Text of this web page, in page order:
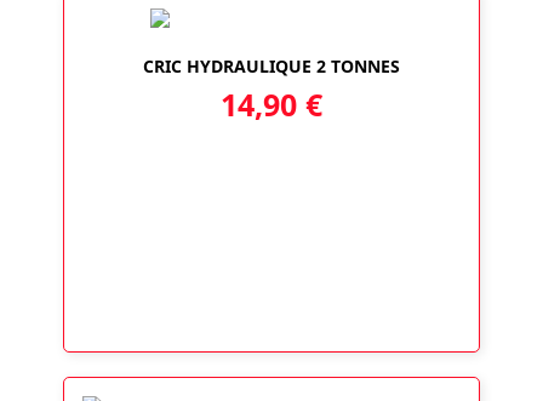
CRIC HYDRAULIQUE 2 TONNES
14,90 €